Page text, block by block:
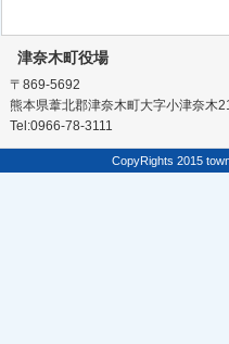
津奈木町役場
〒869-5692
熊本県葦北郡津奈木町大字小津奈木
Tel:0966-78-3111
CopyRights 2015